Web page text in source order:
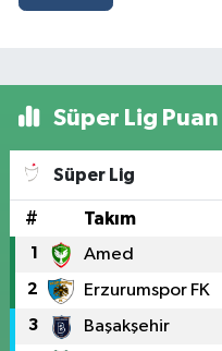
Süper Lig
Süper Lig
# Takım
1 Amed
2 Erzurumspor FK
3 Başakşehir